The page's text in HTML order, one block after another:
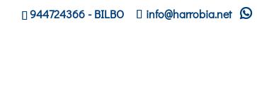
944724366- BILBO info@harrobia.net